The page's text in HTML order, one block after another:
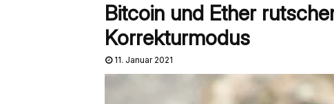
Bitcoin und Ether
Korrekturmodus
11. Januar 2021